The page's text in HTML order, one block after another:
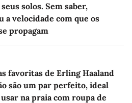
solos. Sem saber,
velocidade com que os
propagam
favoritas de Erling Haaland
são um par perfeito, ideal
na praia com roupa de